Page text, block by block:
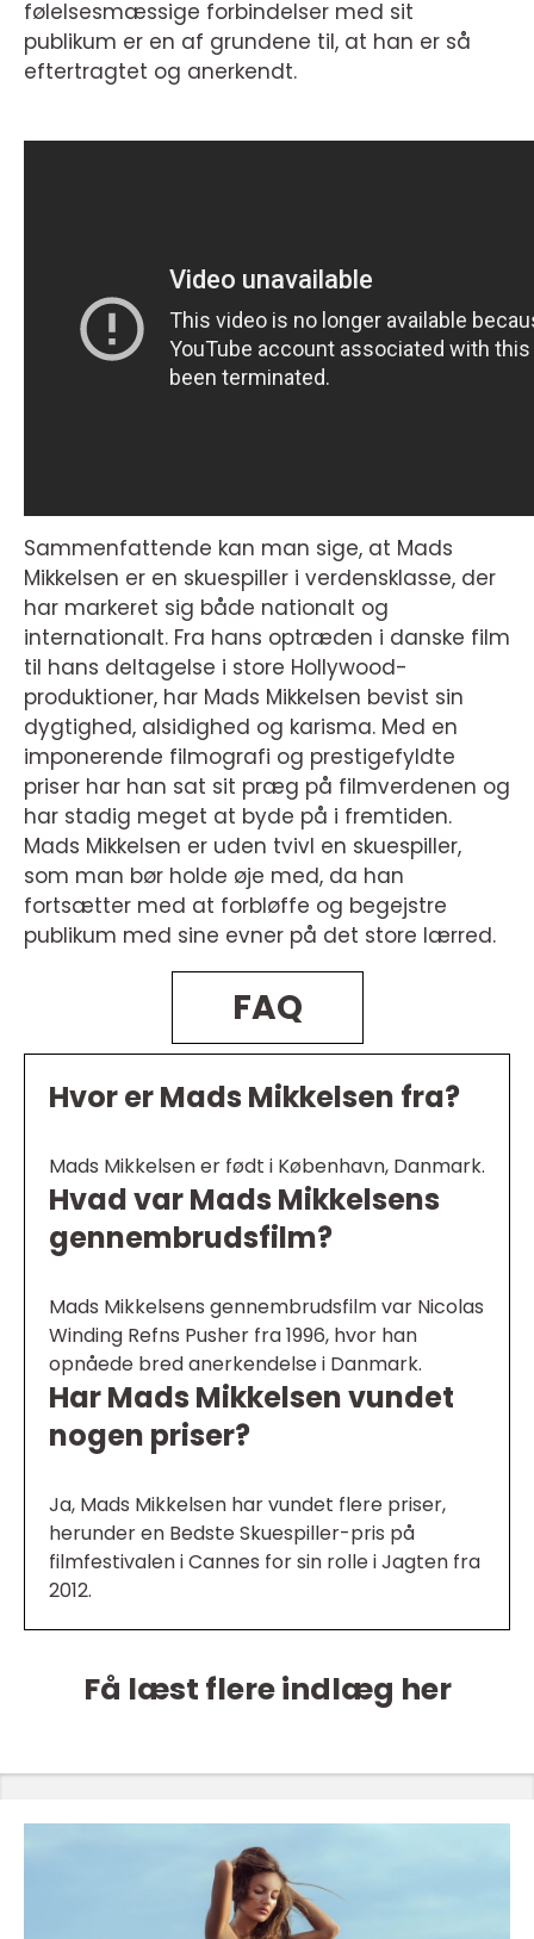
følelsesmæssige forbindelser med sit
publikum er en af grundene til, at han er så
eftertragtet og anerkendt.
Sammenfattende kan man sige, at Mads
Mikkelsen er en skuespiller i verdensklasse, der
har markeret sig både nationalt og
internationalt. Fra hans optræden i danske film
til hans deltagelse i store Hollywood-
produktioner, har Mads Mikkelsen bevist sin
dygtighed, alsidighed og karisma. Med en
imponerende filmografi og prestigefyldte
priser har han sat sit præg på filmverdenen og
har stadig meget at byde på i fremtiden.
Mads Mikkelsen er uden tvivl en skuespiller,
som man bør holde øje med, da han
fortsætter med at forbløffe og begejstre
publikum med sine evner på det store lærred.
FAQ
Hvor er Mads Mikkelsen fra?
Mads Mikkelsen er født i København, Danmark.
Hvad var Mads Mikkelsens
gennembrudsfilm?
Mads Mikkelsens gennembrudsfilm var Nicolas
Winding Refns Pusher fra 1996, hvor han
opnåede bred anerkendelse i Danmark.
Har Mads Mikkelsen vundet
nogen priser?
Ja, Mads Mikkelsen har vundet flere priser,
herunder en Bedste Skuespiller-pris på
filmfestivalen i Cannes for sin rolle i Jagten fra
2012.
Få læst flere indlæg her